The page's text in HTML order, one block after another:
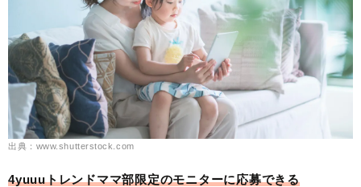
出典：www.shutterstock.com
4yuuuトレンドママ部限定のモニターに応募できる